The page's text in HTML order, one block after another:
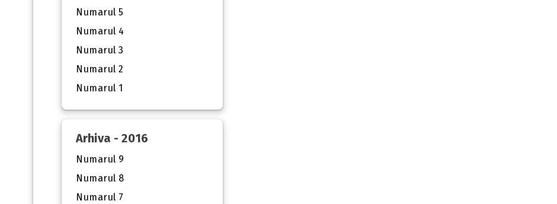
Numarul 5
Numarul 4
Numarul 3
Numarul 2
Numarul 1
Arhiva - 2016
Numarul 9
Numarul 8
Numarul 7